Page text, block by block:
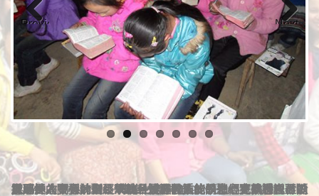
Previous Next
以耶穌為中心的聖經學校，使各民族的學生們在學習中不斷操練神人關係的增長，並且透過有系統的聖經造就課程並以實用性的實習計劃，幫助各族群的信徒領袖，更熟悉自己的恩賜長才，操鍊自己成為一位好牧人能以忠心完成神託付的事奉牧養群羊。